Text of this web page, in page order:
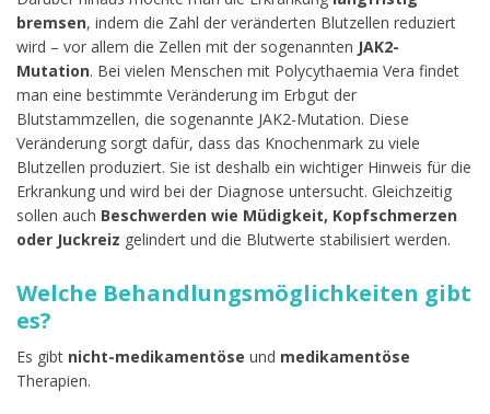
bremsen, indem die Zahl der veränderten Blutzellen reduziert
wird – vor allem die Zellen mit der sogenannten JAK2-
Mutation. Bei vielen Menschen mit Polycythaemia Vera findet
man eine bestimmte Veränderung im Erbgut der
Blutstammzellen, die sogenannte JAK2-Mutation. Diese
Veränderung sorgt dafür, dass das Knochenmark zu viele
Blutzellen produziert. Sie ist deshalb ein wichtiger Hinweis für die
Erkrankung und wird bei der Diagnose untersucht. Gleichzeitig
sollen auch Beschwerden wie Müdigkeit, Kopfschmerzen
oder Juckreiz gelindert und die Blutwerte stabilisiert werden.
Welche Behandlungsmöglichkeiten gibt
es?
Es gibt nicht-medikamentöse und medikamentöse
Therapien.